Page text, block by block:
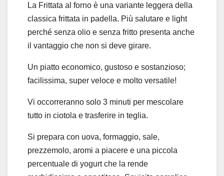
La Frittata al forno è una variante leggera della
classica frittata in padella. Più salutare e light
perché senza olio e senza fritto presenta anche
il vantaggio che non si deve girare.
Un piatto economico, gustoso e sostanzioso;
facilissima, super veloce e molto versatile!
Vi occorreranno solo 3 minuti per mescolare
tutto in ciotola e trasferire in teglia.
Si prepara con uova, formaggio, sale,
prezzemolo, aromi a piacere e una piccola
percentuale di yogurt che la rende